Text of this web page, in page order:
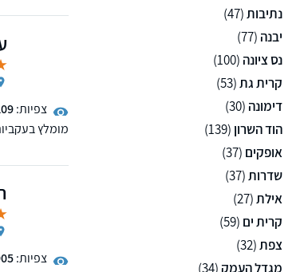
נתיבות(47)
יבנה (77)
נס ציונה (100)
קרית גת(53)
דימונה (30)
הוד השרון (139)
אופקים (37)
שדרות(37)
אילת(27)
קרית ים (59)
צפת(32)
מגדל העמק(34)
צפיות:
צפיות: